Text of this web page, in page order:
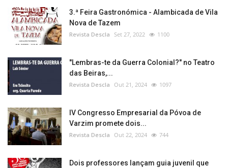
3.ª Feira Gastronómica - Alambicada de Vila
Nova de Tazem
Revista Descla Set 27, 2022 1100
"Lembras-te da Guerra Colonial?" no Teatro
das Beiras,...
Revista Descla Out 21, 2024 1097
IV Congresso Empresarial da Póvoa de
Varzim promete dois...
Revista Descla Out 22, 2024 744
Dois professores lançam guia juvenil que